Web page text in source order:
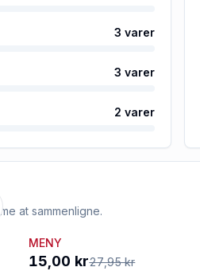
3 varer
3 varer
2 varer
at sammenligne.
-46%
MENY
15,00 kr27,95 kr